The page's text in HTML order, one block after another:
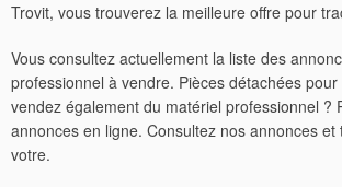
Trovit, vous trouverez la meilleure offre pour
Vous consultez actuellement la liste des
professionnel à vendre. Pièces détachées
vendez également du matériel professionnel ?
annonces en ligne. Consultez nos annonces
votre.